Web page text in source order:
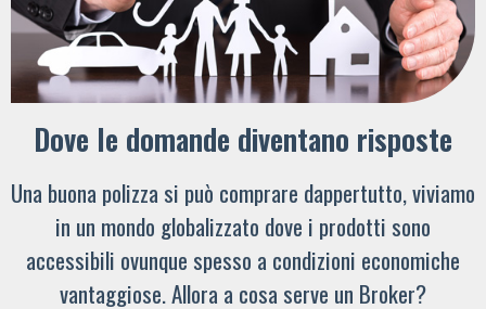
Dove le domande diventano risposte
Una buona polizza si può comprare dappertutto, viviamo
in un mondo globalizzato dove i prodotti sono
accessibili ovunque spesso a condizioni economiche
vantaggiose. Allora a cosa serve un Broker?